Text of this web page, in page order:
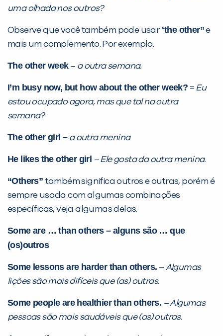
uma olhada nos outros?
Observe que você também pode usar “the other”e
mais um complemento. Por exemplo:
The other week– a outra semana.
I’m busy now, but how about the other week? = Eu
estou ocupado agora, mas que tal na outra
semana?
The other girl –a outra menina
He likes the other girl – Ele gosta da outra menina.
“Others” também significa outros e outras, porém é
sempre usada com algumas combinações
específicas, veja algumas delas:
Some are … than others – alguns são … que
(os)outros
Some lessons are harder than others. – Algumas
lições são mais difíceis que (as) outras.
Some people are healthier than others. – Algumas
pessoas são mais saudáveis que (as) outras.